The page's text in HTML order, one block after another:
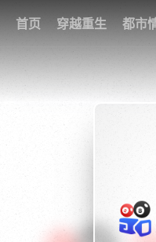
首页 穿越重生 都市
我的观影记录